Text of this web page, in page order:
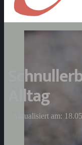
Alltag
Aktualisiert am: